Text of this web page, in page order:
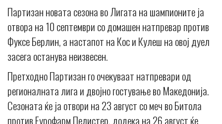
Партизан новата сезона во Лигата на шампионите ја
отвора на 10 септември со домашен натпревар против
Фуксе Берлин, а настапот на Кос и Кулеш на овој дуел
засега останува неизвесен.
Претходно Партизан го очекуваат натпревари од
регионалната лига и двојно гостување во Македонија.
Сезоната ќе ја отвори на 23 август со меч во Битола
против Еурофарм Пелистер, додека на 26 август ќе